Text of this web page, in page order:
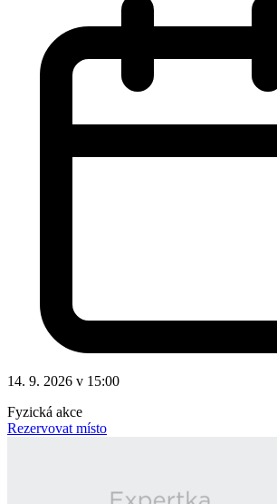
14. 9. 2026 v 15:00
Fyzická akce
Rezervovat místo